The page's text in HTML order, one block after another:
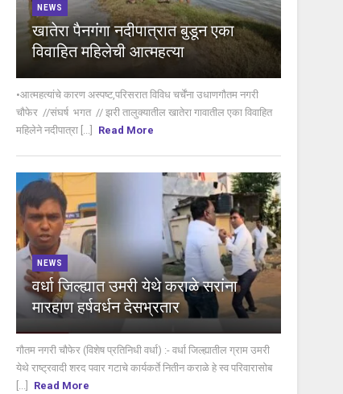
NEWS
खातेरा पैनगंगा नदीपात्रात बुडून एका
विवाहित महिलेची आत्महत्या
•आत्महत्यांचे कारण अस्पष्ट,परिसरात विविध चर्चेंना उधाणगौतम नगरी
चौफेर //संघर्ष भगत // झरी तालुक्यातील खातेरा गावातील एका विवाहित
महिलेने नदीपात्रा [...]
Read More
NEWS
वर्धा जिल्ह्यात उमरी येथे कराळे सरांना
मारहाण हर्षवर्धन देसभ्रतार
गौतम नगरी चौफेर (विशेष प्रतिनिधी वर्धा) :- वर्धा जिल्ह्यातील ग्राम उमरी
येथे राष्ट्रवादी शरद पवार गटाचे कार्यकर्ते नितीन कराळे हे स्व परिवारासोब
Read More